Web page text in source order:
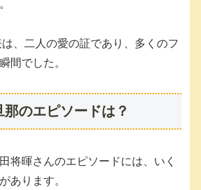
、二人の愛の証であり、多くのフ
間でした。
のエピソードは？
将暉さんのエピソードには、いく
あります。